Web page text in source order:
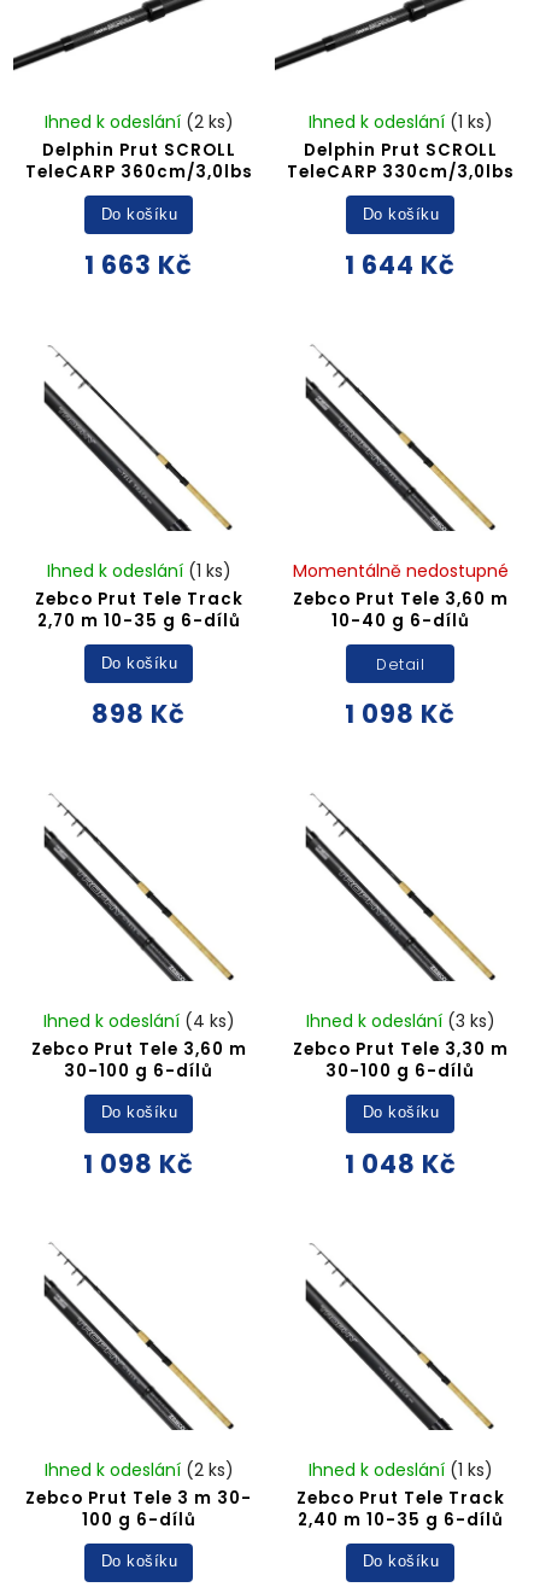
Delphin Prut SCROLL
TeleCARP 360cm/3,0lbs
Ihned k odeslání (2 ks)
1 663 Kč
Do košíku
Delphin Prut SCROLL
TeleCARP 330cm/3,0lbs
Ihned k odeslání (1 ks)
1 644 Kč
Do košíku
Zebco Prut Tele Track
2,70 m 10-35 g 6-dílů
Ihned k odeslání (1 ks)
898 Kč
Do košíku
Zebco Prut Tele 3,60 m
10-40 g 6-dílů
Momentálně nedostupné
1 098 Kč
Detail
Zebco Prut Tele 3,60 m
30-100 g 6-dílů
Ihned k odeslání (4 ks)
1 098 Kč
Do košíku
Zebco Prut Tele 3,30 m
30-100 g 6-dílů
Ihned k odeslání (3 ks)
1 048 Kč
Do košíku
Zebco Prut Tele 3 m 30-
100 g 6-dílů
Ihned k odeslání (2 ks)
Do košíku
Zebco Prut Tele Track
2,40 m 10-35 g 6-dílů
Ihned k odeslání (1 ks)
Do košíku